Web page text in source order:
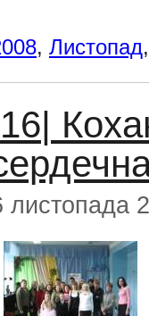
, Листопад
листопада